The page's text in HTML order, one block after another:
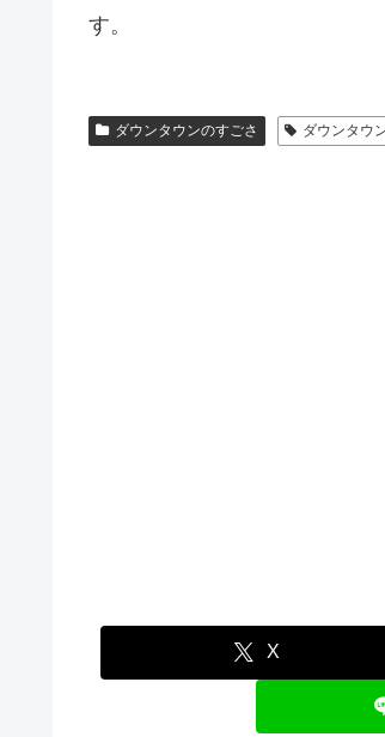
す。
ダウンタウンのすごさ ダウンタウ
X